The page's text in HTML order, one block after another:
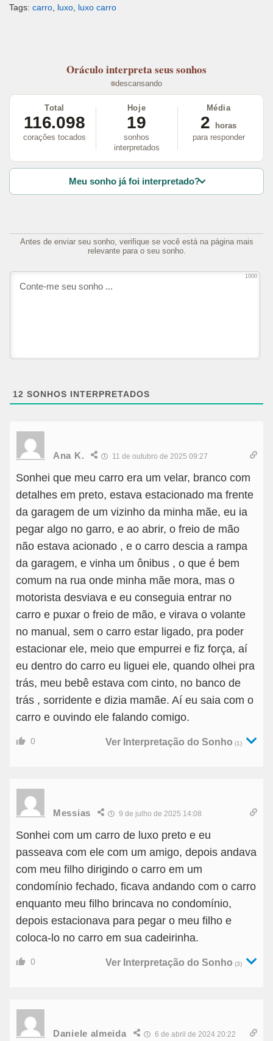
Tags: carro luxo luxo carro
Oráculo interpreta seus sonhos
descansando
Total
116.098
corações tocados
Hoje
19
sonhos
interpretados
Média
2
horas
para responder
Meu sonho já foi interpretado?
Antes de enviar seu sonho, verifique se você está na página mais
relevante para o seu sonho.
1000
12 SONHOS INTERPRETADOS
Ana K. 11 de outubro de 2025 09:27
Sonhei que meu carro era um velar, branco com
detalhes em preto, estava estacionado ma frente
da garagem de um vizinho da minha mãe, eu ia
pegar algo no garro, e ao abrir, o freio de mão
não estava acionado , e o carro descia a rampa
da garagem, e vinha um ônibus , o que é bem
comum na rua onde minha mãe mora, mas o
motorista desviava e eu conseguia entrar no
carro e puxar o freio de mão, e virava o volante
no manual, sem o carro estar ligado, pra poder
estacionar ele, meio que empurrei e fiz força, aí
eu dentro do carro eu liguei ele, quando olhei pra
trás, meu bebê estava com cinto, no banco de
trás , sorridente e dizia mamãe. Aí eu saia com o
carro e ouvindo ele falando comigo.
0 Ver Interpretação do Sonho (1)
Messias 9 de julho de 2025 14:08
Sonhei com um carro de luxo preto e eu
passeava com ele com um amigo, depois andava
com meu filho dirigindo o carro em um
condomínio fechado, ficava andando com o carro
enquanto meu filho brincava no condomínio,
depois estacionava para pegar o meu filho e
coloca-lo no carro em sua cadeirinha.
0 Ver Interpretação do Sonho (3)
Daniele almeida 6 de abril de 2024 20:22